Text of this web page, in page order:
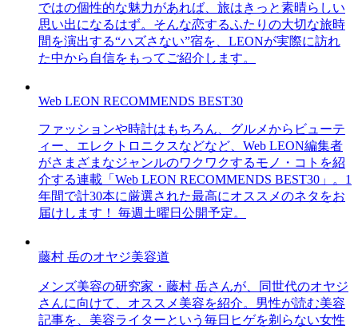
ではの個性的な魅力があれば、旅はきっと素晴らしい
思い出になるはず。そんな恋するふたりの大切な旅時
間を演出する“ハズさない”宿を、LEONが実際に訪れ
た中から自信をもってご紹介します。
Web LEON RECOMMENDS BEST30
ファッションや時計はもちろん、グルメからビューテ
ィー、エレクトロニクスなどなど、Web LEON編集者
がさまざまなジャンルのワクワクするモノ・コトを紹
介する連載「Web LEON RECOMMENDS BEST30」。1
年間で計30本に厳選された最高にオススメのネタをお
届けします！ 毎週土曜日公開予定。
藤村 岳のオヤジ美容道
メンズ美容の研究家・藤村 岳さんが、同世代のオヤジ
さんに向けて、オススメ美容を紹介。男性が読む美容
記事を、美容ライターという毎日ヒゲを剃らない女性